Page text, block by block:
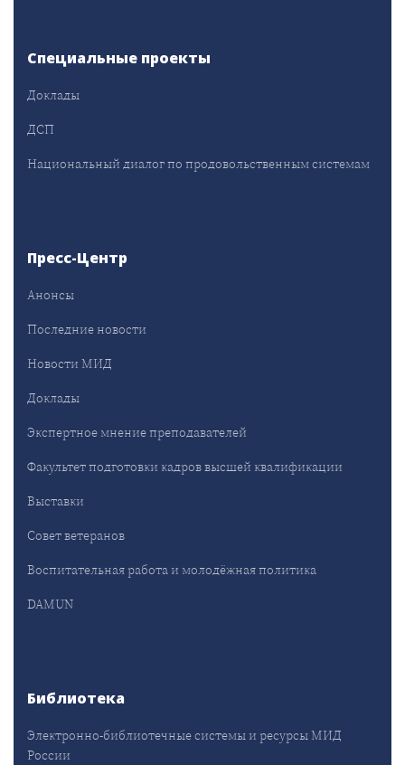
Специальные проекты
Доклады
ДСП
Национальный диалог по продовольственным системам
Пресс-Центр
Анонсы
Последние новости
Новости МИД
Доклады
Экспертное мнение преподавателей
Факультет подготовки кадров высшей квалификации
Выставки
Совет ветеранов
Воспитательная работа и молодёжная политика
DAMUN
Библиотека
Электронно-библиотечные системы и ресурсы МИД
России